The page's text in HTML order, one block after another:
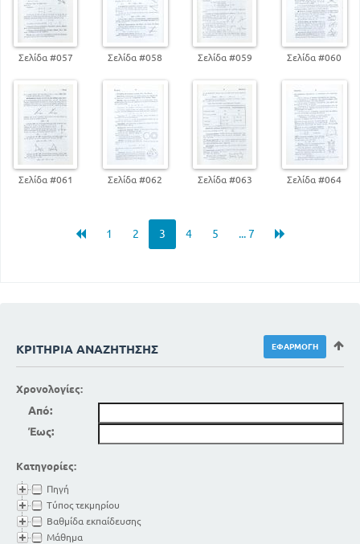
Σελίδα #057 Σελίδα #058 Σελίδα #059 Σελίδα #060
Σελίδα #061 Σελίδα #062 Σελίδα #063 Σελίδα #064
1 2 3 4 5 ... 7
ΚΡΙΤΉΡΙΑ ΑΝΑΖΉΤΗΣΗΣ
Χρονολογίες:
Από:
Έως:
Κατηγορίες:
Πηγή
Τύπος τεκμηρίου
Βαθμίδα εκπαίδευσης
Μάθημα